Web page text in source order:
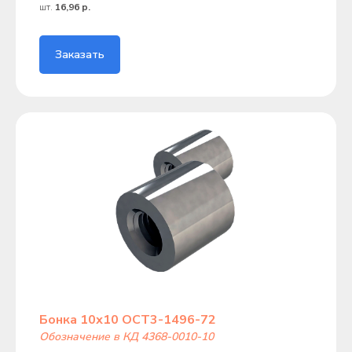
шт. 16,96 р.
Заказать
Бонка 10х10 ОСТ3-1496-72
Обозначение в КД 4368-0010-10